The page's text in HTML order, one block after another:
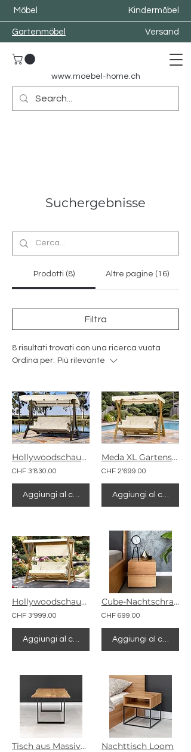
Möbel Kindermöbel
Gartenmöbel Versand
www.moebel-home. ch
Suchergebnisse
Prodotti (8) Altre pagine (16)
Filtra
8 risultati trovati con una ricerca vuota
Ordina per: Più rilevante
Hollywoodschaukel Komfort
CHF 3’830.00
Aggiungi al carrello
Meda XL Gartenschaukel
CHF 2’699.00
Aggiungi al carrello
Hollywoodschaukel Holox
CHF 3’999.00
Aggiungi al carrello
Cube-Nachtschrank aus Massivholz
CHF 699.00
Aggiungi al carrello
Tisch aus Massivholz Acad Nachttisch Loom